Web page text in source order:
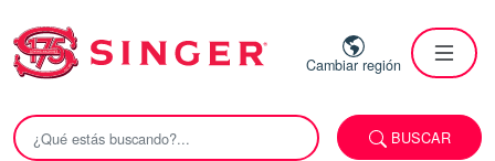
Cambiar región
BUSCAR